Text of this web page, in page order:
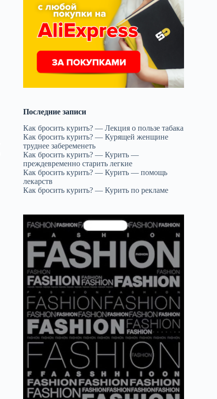
Последние записи
Как бросить курить? — Лекция о пользе табака
Как бросить курить? — Курящей женщине
труднее забеременеть
Как бросить курить? — Курить —
преждевременно старить легкие
Как бросить курить? — Курить — помощь
лекарств
Как бросить курить? — Курить по рекламе